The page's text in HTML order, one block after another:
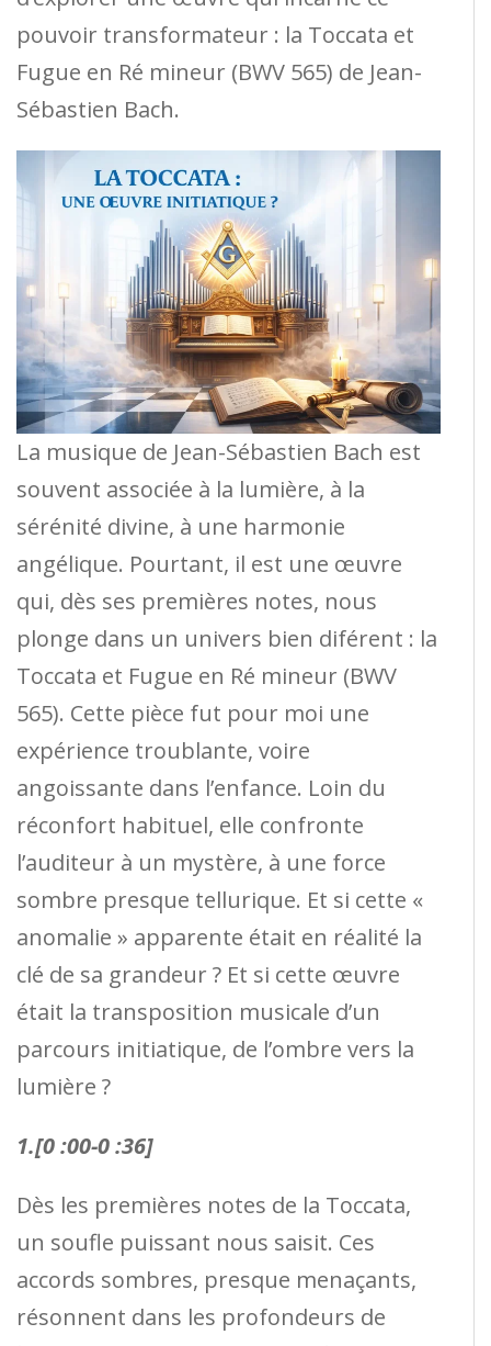
pouvoir transformateur : la Toccata et
Fugue en Ré mineur (BWV 565) de Jean-
Sébastien Bach.
La musique de Jean-Sébastien Bach est
souvent associée à la lumière, à la
sérénité divine, à une harmonie
angélique. Pourtant, il est une œuvre
qui, dès ses premières notes, nous
plonge dans un univers bien diférent : la
Toccata et Fugue en Ré mineur (BWV
565). Cette pièce fut pour moi une
expérience troublante, voire
angoissante dans l’enfance. Loin du
réconfort habituel, elle confronte
l’auditeur à un mystère, à une force
sombre presque tellurique. Et si cette «
anomalie » apparente était en réalité la
clé de sa grandeur ? Et si cette œuvre
était la transposition musicale d’un
parcours initiatique, de l’ombre vers la
lumière ?
1.[0 :00-0 :36]
Dès les premières notes de la Toccata,
un soufle puissant nous saisit. Ces
accords sombres, presque menaçants,
résonnent dans les profondeurs de